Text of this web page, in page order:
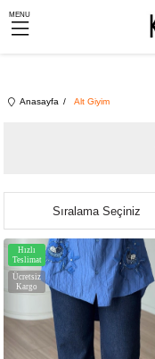
MENU
Anasayfa Alt Giyim
Sıralama
Ücretsiz
Kargo
Hızlı
Teslimat